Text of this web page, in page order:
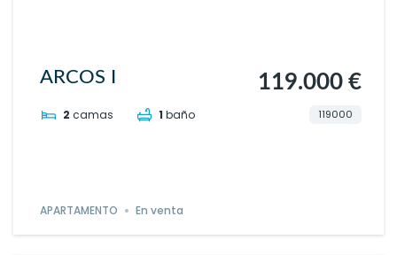
ARCOS I
2 camas 1 baño
119.000 €
119000
APARTAMENTO En venta